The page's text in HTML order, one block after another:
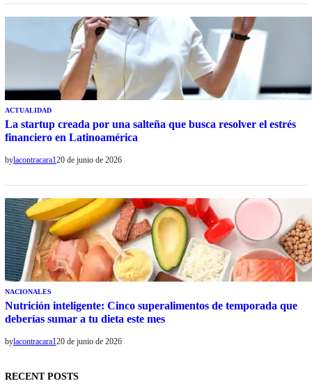
ACTUALIDAD
La startup creada por una salteña que busca resolver el estrés
financiero en Latinoamérica
bylacontracara120 de junio de 2026
NACIONALES
Nutrición inteligente: Cinco superalimentos de temporada que
deberías sumar a tu dieta este mes
bylacontracara120 de junio de 2026
RECENT POSTS